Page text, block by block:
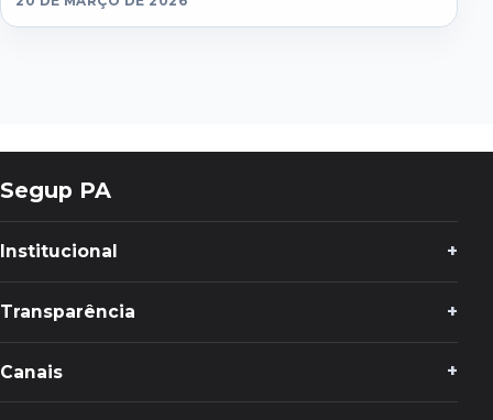
Segup PA
Institucional
Transparência
Canais